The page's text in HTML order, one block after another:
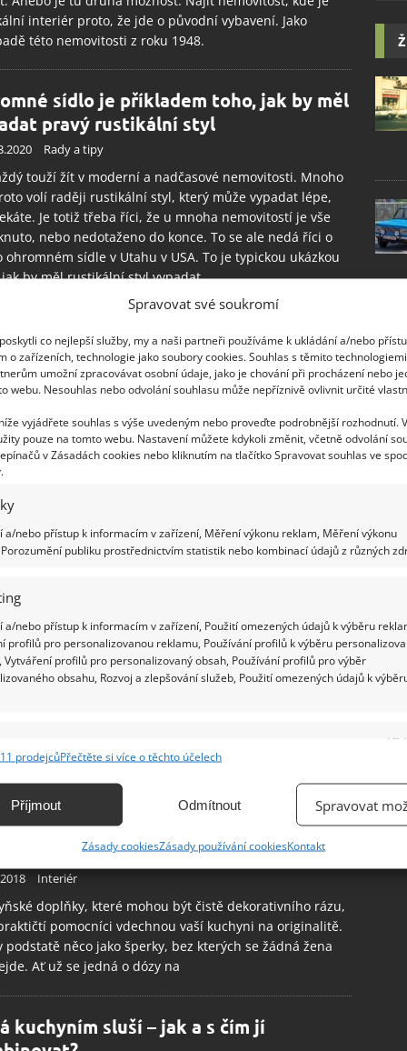
Spravovat své soukromí
co nejlepší služby, my a naši partneři používáme k ukládání a/nebo
o zařízeních, technologie jako soubory cookies. Souhlas s těmito
umožní zpracovávat osobní údaje, jako je chování při procházení nebo
webu. Nesouhlas nebo odvolání souhlasu může nepříznivě ovlivnit určité
vyjádřete souhlas s výše uvedeným nebo proveďte podrobnější rozhodnutí.
pouze na tomto webu. Nastavení můžete kdykoli změnit, včetně odvolání
v Zásadách cookies nebo kliknutím na tlačítko Spravovat souhlas ve
a/nebo přístup k informacím v zařízení, Měření výkonu reklam, Měření výkonu
publiku prostřednictvím statistik nebo kombinací údajů z různých
a/nebo přístup k informacím v zařízení, Použití omezených údajů k výběru
profilů pro personalizovanou reklamu, Používání profilů k výběru
Vytváření profilů pro personalizovaný obsah, Používání profilů pro výběr
obsahu, Rozvoj a zlepšování služeb, Použití omezených údajů k
zařízení na základě automaticky přenášených informací.
aktivně vyžádaných informací.
bezpečnosti, předcházení a zjišťování podvodů a
chyb, Poskytování a zobrazování reklamy a obsahu,
a sdělování voleb ochrany osobních údajů.
prodejcůPřečtěte si více o těchto účelech
Příjmout Odmítnout Spravovat
Zásady cookiesZásady používání cookiesKontakt
interiér proto, že jde o původní vybavení. Jako
této nemovitosti z roku 1948.
sídlo je příkladem toho, jak by měl
pravý rustikální styl
Rady a tipy
touží žít v moderní a nadčasové nemovitosti. Mnoho
volí raději rustikální styl, který může vypadat lépe,
Je totiž třeba říci, že u mnoha nemovitostí je vše
nebo nedotaženo do konce. To se ale nedá říci o
ohromném sídle v Utahu v USA. To je typickou ukázkou
by měl rustikální styl vypadat.
rustikální ložnice se skrývá v
nábytku i textilu
Interiér
sice v moderní době, ale mnoho z nás touží po tom, mít
kousek starých časů, které vidíme ve filmech. Tedy
ložnice. To je i důvod, proč je jedním z
stylů nábytku styl rustikální, který nás navrací
je tento styl v ložnicích, kde nabízí pohodlí a
atmosféru, kterou po těžkém dni v práci
se vám rustikální styl? Pak začněte se
v ložnici!
Interiér
rustikální styl si vybavíte krásnou, ale v moderním
v duchu rustikálního stylu. Ten zahrnuje pohodlí a
tradičního venkova.
doplňky, jež promění vaší
v útulnou oázu
Interiér
doplňky, které mohou být čistě dekorativního rázu,
pomocníci vdechnou vaší kuchyni na originalitě.
podstatě něco jako šperky, bez kterých se žádná žena
Ať už se jedná o dózy na
kuchyním sluší – jak a s čím jí